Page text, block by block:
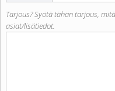
Tarjous? Syötä tähän tarjous,
asiat/lisätiedot.